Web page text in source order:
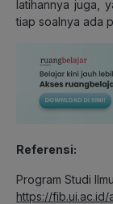
latihannya juga,
tiap soalnya ada
Referensi:
Program Studi
https://